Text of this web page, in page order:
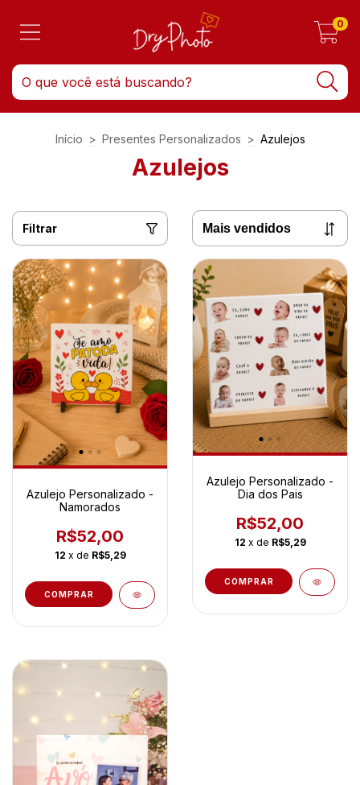
0
Início > Presentes Personalizados > Azulejos
Azulejos
Filtrar
Azulejo Personalizado -
Namorados
R$52,00
12 x de R$5,29
COMPRAR
Azulejo Personalizado -
Dia dos Pais
R$52,00
12 x de R$5,29
COMPRAR